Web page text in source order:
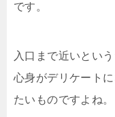
です。
入口まで近いとい
心身がデリケート
たいものですよね。